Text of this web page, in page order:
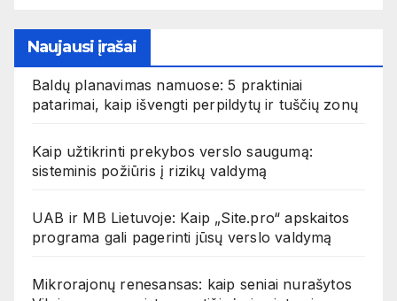
Naujausi įrašai
Baldų planavimas namuose: 5 praktiniai
patarimai, kaip išvengti perpildytų ir tuščių zonų
Kaip užtikrinti prekybos verslo saugumą:
sisteminis požiūris į rizikų valdymą
UAB ir MB Lietuvoje: Kaip „Site.pro“ apskaitos
programa gali pagerinti jūsų verslo valdymą
Mikrorajonų renesansas: kaip seniai nurašytos